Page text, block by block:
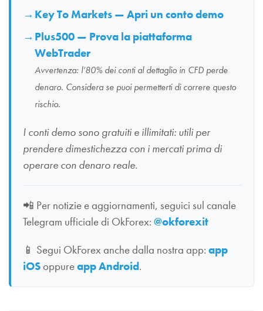
Key To Markets — Apri un conto demo
Plus500 — Prova la piattaforma
WebTrader
Avvertenza: l’80% dei conti al dettaglio in CFD perde
denaro. Considera se puoi permetterti di correre questo
rischio.
I conti demo sono gratuiti e illimitati: utili per
prendere dimestichezza con i mercati prima di
operare con denaro reale.
📲 Per notizie e aggiornamenti, seguici sul canale
Telegram ufficiale di OkForex: @okforexit
📱 Segui OkForex anche dalla nostra app: app
iOSoppureapp Android.